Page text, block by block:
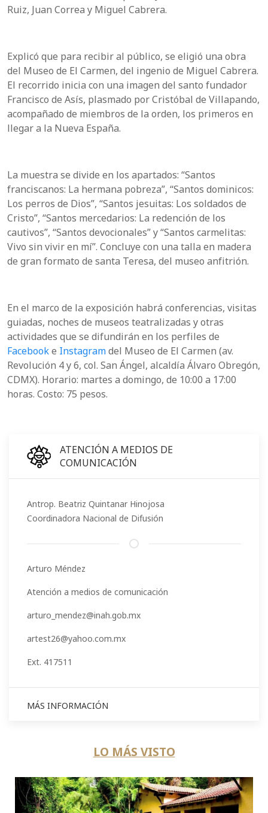
Ruiz, Juan Correa y Miguel Cabrera.
Explicó que para recibir al público, se eligió una obra
del Museo de El Carmen, del ingenio de Miguel Cabrera.
El recorrido inicia con una imagen del santo fundador
Francisco de Asís, plasmado por Cristóbal de Villapando,
acompañado de miembros de la orden, los primeros en
llegar a la Nueva España.
La muestra se divide en los apartados: “Santos
franciscanos: La hermana pobreza”, “Santos dominicos:
Los perros de Dios”, “Santos jesuitas: Los soldados de
Cristo”, “Santos mercedarios: La redención de los
cautivos”, “Santos devocionales” y “Santos carmelitas:
Vivo sin vivir en mí”. Concluye con una talla en madera
de gran formato de santa Teresa, del museo anfitrión.
En el marco de la exposición habrá conferencias, visitas
guiadas, noches de museos teatralizadas y otras
actividades que se difundirán en los perfiles de
Facebooke Instagramdel Museo de El Carmen (av.
Revolución 4 y 6, col. San Ángel, alcaldía Álvaro Obregón,
CDMX). Horario: martes a domingo, de 10:00 a 17:00
horas. Costo: 75 pesos.
ATENCIÓN A MEDIOS DE
COMUNICACIÓN
Antrop. Beatriz Quintanar Hinojosa
Coordinadora Nacional de Difusión
Arturo Méndez
Atención a medios de comunicación
arturo_mendez@inah.gob.mx
artest26@yahoo.com.mx
Ext. 417511
MÁS INFORMACIÓN
LO MÁS VISTO